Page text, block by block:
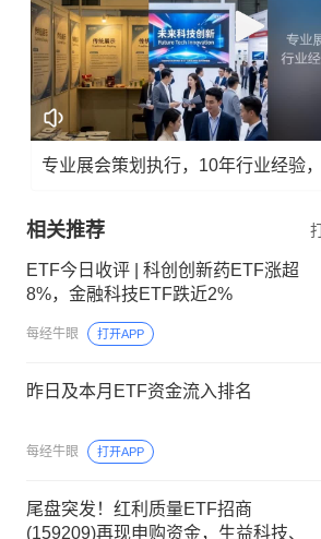
专业展会策划执行，10年行业经验
相关推荐
ETF今日收评 | 科创创新药ETF涨超
8%，金融科技ETF跌近2%
每经牛眼 打开APP
昨日及本月ETF资金流入排名
每经牛眼 打开APP
尾盘突发！红利质量ETF招商
(159209)再现申购资金，生益科技、